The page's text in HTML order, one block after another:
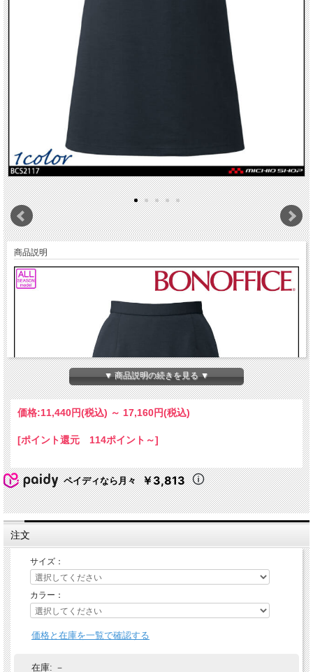
商品説明
▼ 商品説明の続きを見る ▼
価格:11,440円(税込) ～ 17,160円(税込)
[ポイント還元 114ポイント～]
ペイディなら月々 ￥3,813
注文
サイズ：
カラー：
価格と在庫を一覧で確認する
在庫: －